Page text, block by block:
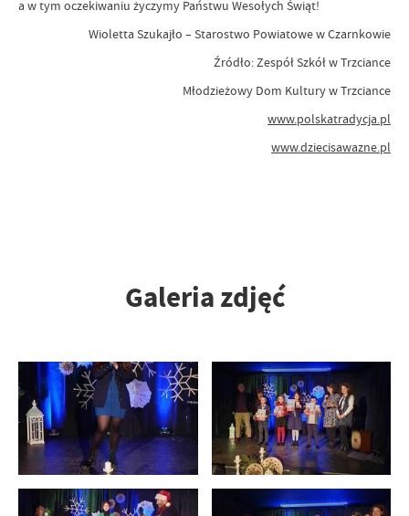
a w tym oczekiwaniu życzymy Państwu Wesołych Świąt!
Wioletta Szukajło – Starostwo Powiatowe w Czarnkowie
Źródło: Zespół Szkół w Trzciance
Młodzieżowy Dom Kultury w Trzciance
www.polskatradycja.pl
www.dziecisawazne.pl
Galeria zdjęć